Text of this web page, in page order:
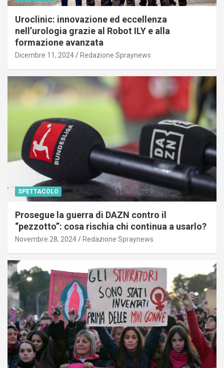
Uroclinic: innovazione ed eccellenza
nell’urologia grazie al Robot ILY e alla
formazione avanzata
Dicembre 11, 2024 Redazione Spraynews
SPETTACOLO
Prosegue la guerra di DAZN contro il
“pezzotto”: cosa rischia chi continua a usarlo?
Novembre 28, 2024 Redazione Spraynews